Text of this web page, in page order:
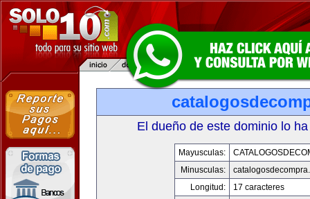
El dueño de este dominio lo
Mayusculas:
Minusculas:
Longitud:
17 caracteres